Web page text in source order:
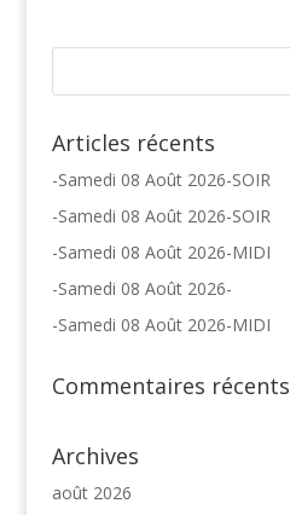
Articles récents
-Samedi 08 Août 2026-SOIR
-Samedi 08 Août 2026-SOIR
-Samedi 08 Août 2026-MIDI
-Samedi 08 Août 2026-
-Samedi 08 Août 2026-MIDI
Commentaires récents
Archives
août 2026